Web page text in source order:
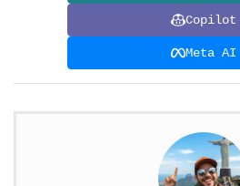
Copilot
Meta AI